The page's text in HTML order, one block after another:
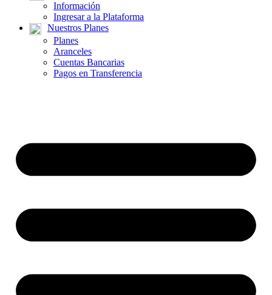
Información
Ingresar a la Plataforma
Nuestros Planes
Planes
Aranceles
Cuentas Bancarias
Pagos en Transferencia